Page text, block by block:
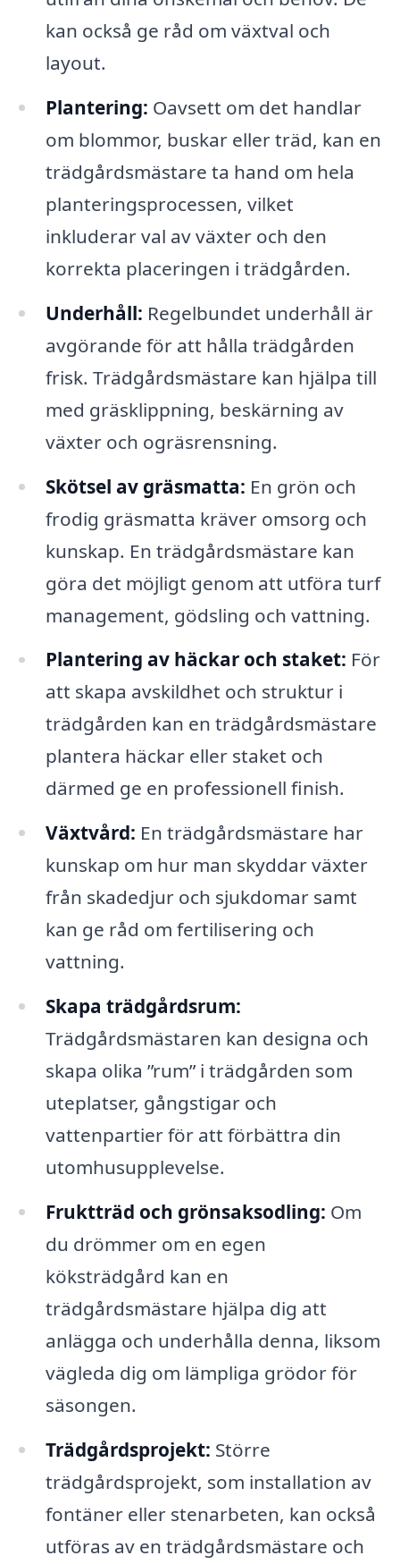
kan också ge råd om växtval och
layout.
Plantering: Oavsett om det handlar
om blommor, buskar eller träd, kan en
trädgårdsmästare ta hand om hela
planteringsprocessen, vilket
inkluderar val av växter och den
korrekta placeringen i trädgården.
Underhåll: Regelbundet underhåll är
avgörande för att hålla trädgården
frisk. Trädgårdsmästare kan hjälpa till
med gräsklippning, beskärning av
växter och ogräsrensning.
Skötsel av gräsmatta: En grön och
frodig gräsmatta kräver omsorg och
kunskap. En trädgårdsmästare kan
göra det möjligt genom att utföra turf
management, gödsling och vattning.
Plantering av häckar och staket: För
att skapa avskildhet och struktur i
trädgården kan en trädgårdsmästare
plantera häckar eller staket och
därmed ge en professionell finish.
Växtvård: En trädgårdsmästare har
kunskap om hur man skyddar växter
från skadedjur och sjukdomar samt
kan ge råd om fertilisering och
vattning.
Skapa trädgårdsrum:
Trädgårdsmästaren kan designa och
skapa olika ”rum” i trädgården som
uteplatser, gångstigar och
vattenpartier för att förbättra din
utomhusupplevelse.
Fruktträd och grönsaksodling: Om
du drömmer om en egen
köksträdgård kan en
trädgårdsmästare hjälpa dig att
anlägga och underhålla denna, liksom
vägleda dig om lämpliga grödor för
säsongen.
Trädgårdsprojekt: Större
trädgårdsprojekt, som installation av
fontäner eller stenarbeten, kan också
utföras av en trädgårdsmästare och